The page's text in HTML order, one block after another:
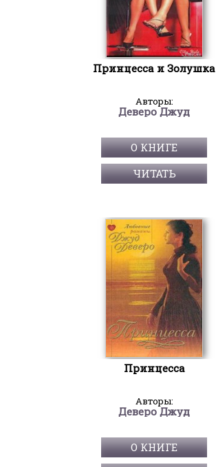
Принцесса и Золушка
Авторы:
Деверо Джуд
О КНИГЕ
ЧИТАТЬ
Принцесса
Авторы:
Деверо Джуд
О КНИГЕ